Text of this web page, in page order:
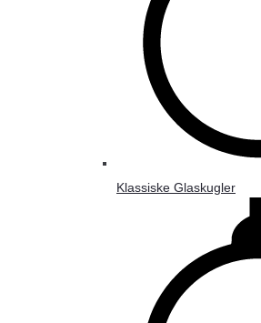
Klassiske Glaskugler